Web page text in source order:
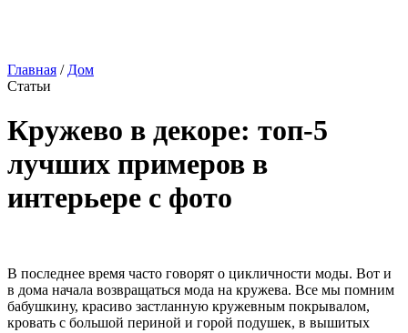
Главная / Дом
Статьи
Кружево в декоре: топ-5
лучших примеров в
интерьере с фото
В последнее время часто говорят о цикличности моды. Вот и
в дома начала возвращаться мода на кружева. Все мы помним
бабушкину, красиво застланную кружевным покрывалом,
кровать с большой периной и горой подушек, в вышитых